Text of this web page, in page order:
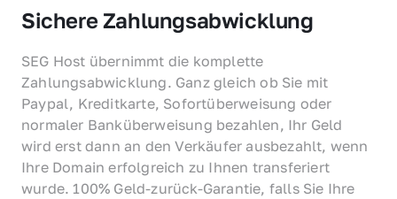
Sichere Zahlungsabwicklung
SEG Host übernimmt die komplette
Zahlungsabwicklung. Ganz gleich ob Sie mit
Paypal, Kreditkarte, Sofortüberweisung oder
normaler Banküberweisung bezahlen, Ihr Geld
wird erst dann an den Verkäufer ausbezahlt, wenn
Ihre Domain erfolgreich zu Ihnen transferiert
wurde. 100% Geld-zurück-Garantie, falls Sie Ihre